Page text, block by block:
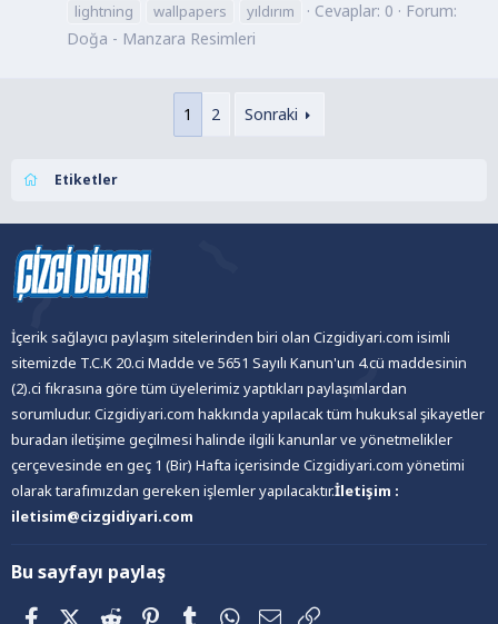
lightning
wallpapers yıldırım Cevaplar: 0
Forum:
Doğa - Manzara Resimleri
1 2 Sonraki
Etiketler
İçerik sağlayıcı paylaşım sitelerinden biri olan Cizgidiyari.com isimli
sitemizde T.C.K 20.ci Madde ve 5651 Sayılı Kanun'un 4.cü maddesinin
(2).ci fıkrasına göre tüm üyelerimiz yaptıkları paylaşımlardan
sorumludur. Cizgidiyari.com hakkında yapılacak tüm hukuksal şikayetler
buradan iletişime geçilmesi halinde ilgili kanunlar ve yönetmelikler
çerçevesinde en geç 1 (Bir) Hafta içerisinde Cizgidiyari.com yönetimi
olarak tarafımızdan gereken işlemler yapılacaktır.İletişim :
iletisim@cizgidiyari.com
Bu sayfayı paylaş
FacebookX (Twitter)
Reddit PinterestTumblrWhatsApp
E-posta